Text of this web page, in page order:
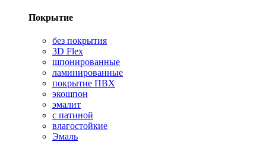
Покрытие
без покрытия
3D Flex
шпонированные
ламинированные
покрытие ПВХ
экошпон
эмалит
с патиной
влагостойкие
Эмаль